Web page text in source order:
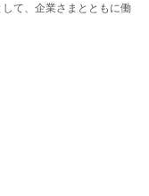
て、企業さまとともに働